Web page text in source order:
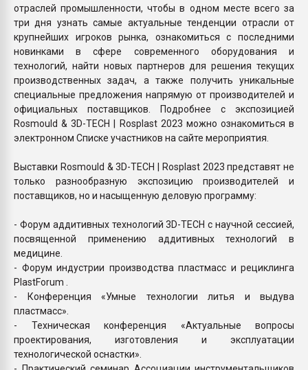
отраслей промышленности, чтобы в одном месте всего за
три дня узнать самые актуальные тенденции отрасли от
крупнейших игроков рынка, ознакомиться с последними
новинками в сфере современного оборудования и
технологий, найти новых партнеров для решения текущих
производственных задач, а также получить уникальные
специальные предложения напрямую от производителей и
официальных поставщиков. Подробнее с экспозицией
Rosmould & 3D-TECH | Rosplast 2023 можно ознакомиться в
электронном Списке участников на сайте мероприятия.
Выставки Rosmould & 3D-TECH | Rosplast 2023 представят не
только разнообразную экспозицию производителей и
поставщиков, но и насыщенную деловую программу:
- Форум аддитивных технологий 3D-TECH с научной сессией,
посвященной применению аддитивных технологий в
медицине.
- Форум индустрии производства пластмасс и рециклинга
PlastForum .
- Конференция «Умные технологии литья и выдува
пластмасс».
- Техническая конференция «Актуальные вопросы
проектирования, изготовления и эксплуатации
технологической оснастки».